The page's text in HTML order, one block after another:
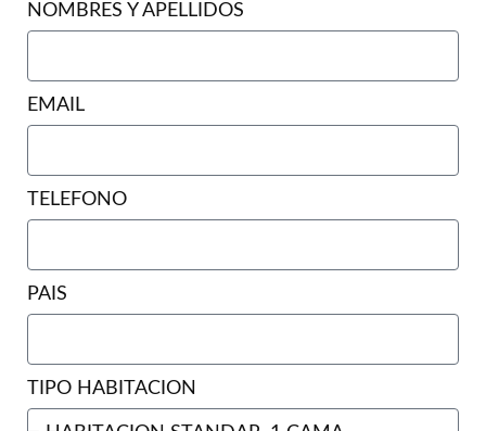
NOMBRES Y APELLIDOS
EMAIL
TELEFONO
PAIS
TIPO HABITACION